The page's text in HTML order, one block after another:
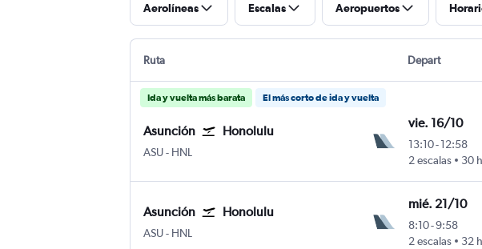
Aerolíneas Escalas Aeropuertos
Ruta Depart
Ida y vuelta más barata El más corto de ida y vuelta
Asunción Honolulu
ASUAsunción Silvio Pettirossi
- HNL Honolulu Internacional Daniel K. Inouye
vie. 16/10
13:10-12:58
2 escalas
30
Asunción Honolulu
ASUAsunción Silvio Pettirossi
- HNL Honolulu Internacional Daniel K. Inouye
mié. 21/10
8:10-9:58
2 escalas
32